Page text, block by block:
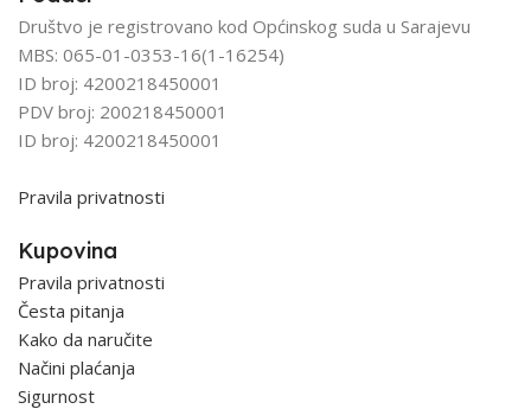
Društvo je registrovano kod Općinskog suda u Sarajevu
MBS: 065-01-0353-16(1-16254)
ID broj: 4200218450001
PDV broj: 200218450001
ID broj: 4200218450001
Pravila privatnosti
Kupovina
Pravila privatnosti
Česta pitanja
Kako da naručite
Načini plaćanja
Sigurnost